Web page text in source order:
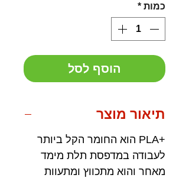
כמות *
הוסף לסל
תיאור מוצר
+PLA הוא החומר הקל ביותר
לעבודה במדפסת תלת מימד
מאחר והוא מתכווץ ומתעוות